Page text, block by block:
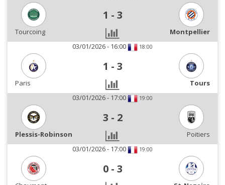
1 - 3
Tourcoing
Montpellier
03/01/2026 - 16:00
18:00
1 - 3
Paris
Tours
03/01/2026 - 17:00
19:00
3 - 2
Plessis-Robinson
Poitiers
03/01/2026 - 17:00
19:00
0 - 3